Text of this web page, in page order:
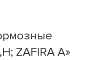
ZAFIRA A»